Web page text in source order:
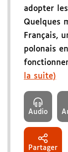
adopter
Quelques
Français,
polonais
la suite)
Audio
Partager